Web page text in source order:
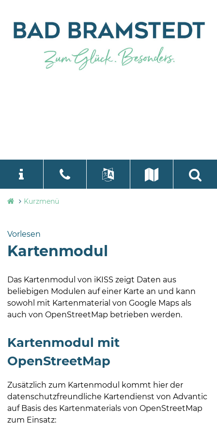
Stadtverwaltung
Bramstedt
Bramstedt
04192-
506-
Mo,
Fr
Uhr
language
Kurzmenü
Vorlesen
Kartenmodul
Das Kartenmodul von iKISS zeigt Daten aus
beliebigen Modulen auf einer Karte an und kann
sowohl mit Kartenmaterial von Google Maps als
auch von OpenStreetMap betrieben werden.
Kartenmodul mit
OpenStreetMap
Zusätzlich zum Kartenmodul kommt hier der
datenschutzfreundliche Kartendienst von Advantic
auf Basis des Kartenmaterials von OpenStreetMap
zum Einsatz: